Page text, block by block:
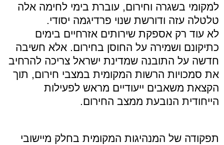
למקומי בשגרה וחירום, עוברת בימי לחימה אלה
טלטלה עזה ודורשת שנוי פרדיגמה יסודי.
לא עוד רק אספקת שירותים אזרחיים בימים
כתיקונם ושמירה על החוסן בחירום. אלא חשיבה
חדשה על התובנה שמדינת ישראל צריכה להרחיב
את סמכויות הרשות המקומית במצבי חירום, תוך
הקצאת משאבים ייעודיים מראש לפעילות
הייחודית הנובעת ממצב החירום.
תפקודה של המנהיגות המקומית בחלק מיישובי